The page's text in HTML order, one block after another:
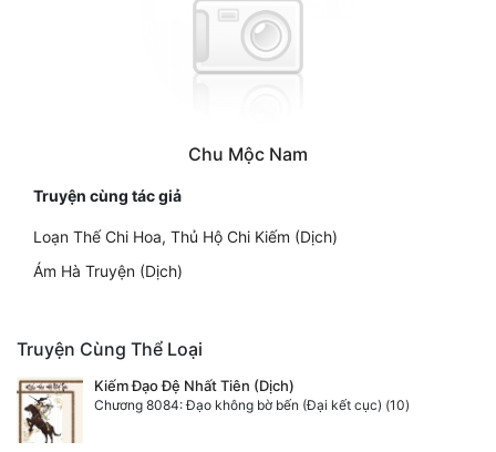
Chu Mộc Nam
Truyện cùng tác giả
Loạn Thế Chi Hoa, Thủ Hộ Chi Kiếm (Dịch)
Ám Hà Truyện (Dịch)
Truyện Cùng Thể Loại
Kiếm Đạo Đệ Nhất Tiên (Dịch)
Chương 8084: Đạo không bờ bến (Đại kết cục) (10)